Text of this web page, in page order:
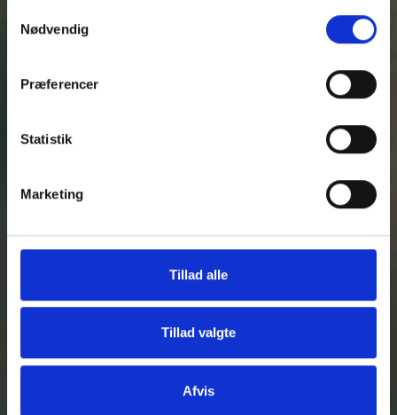
Nødvendig
Præferencer
Statistik
Marketing
Tillad alle
Tillad valgte
Afvis